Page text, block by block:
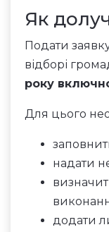
Як
Подати
відборі
року
Для цього
надати
додати